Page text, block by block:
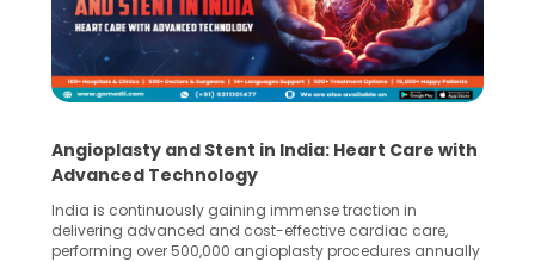
5 Essential Steps for Effective Human Sperm
Collection and Processing Methods
Human sperm collection and processing are critical steps
in advanced reproductive techniques like In Vitro
Fertilization (IVF) and intrauterine insemination (IUI). These